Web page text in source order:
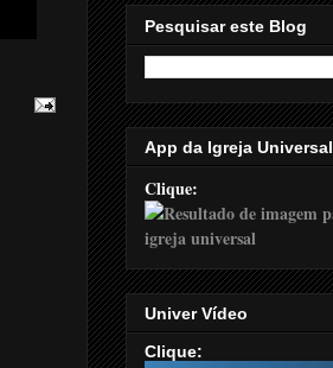
Pesquisar este Blog
App da Igreja Universal
Clique:
Univer Vídeo
Clique: